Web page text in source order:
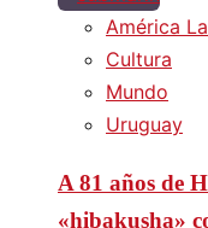
América
Cultura
Mundo
Uruguay
A 81 años de
«hibakusha»